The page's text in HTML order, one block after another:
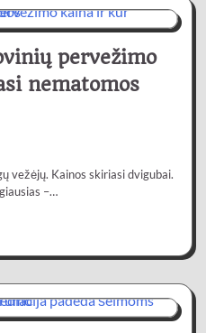
pervežimo
nematomos
vežėjų. Kainos skiriasi dvigubai.
–…